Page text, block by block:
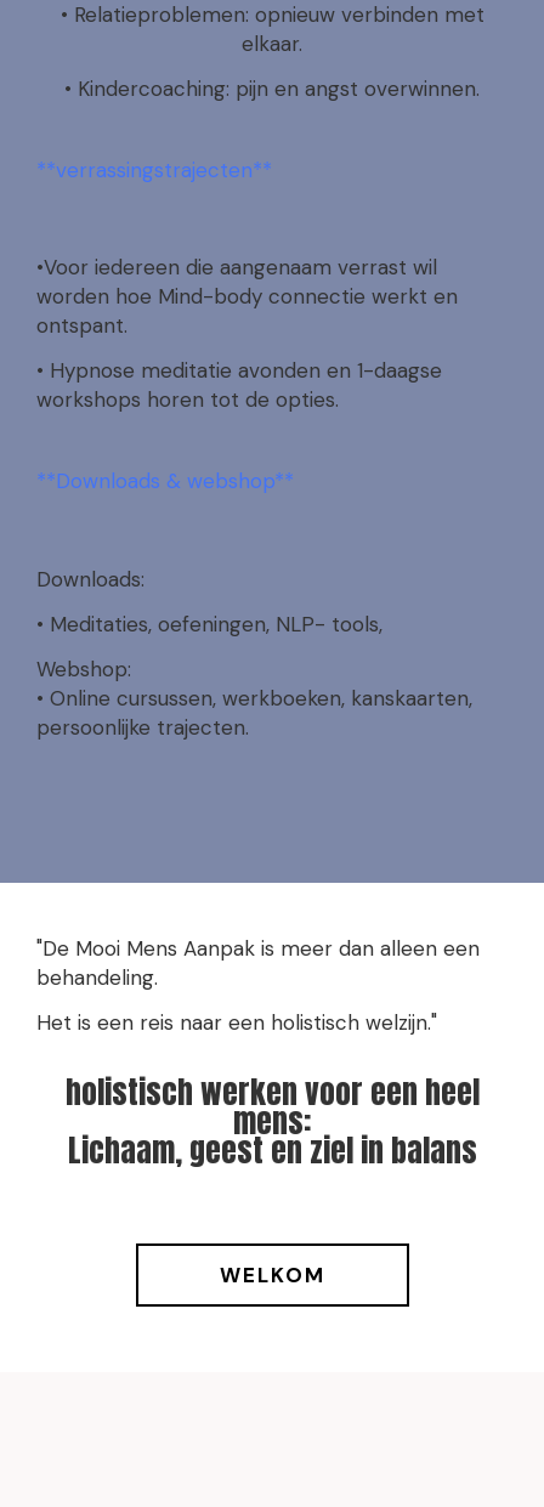
• Relatieproblemen: opnieuw verbinden met
elkaar.
• Kindercoaching: pijn en angst overwinnen.
**verrassingstrajecten**
•Voor iedereen die aangenaam verrast wil
worden hoe Mind-body connectie werkt en
ontspant.
• Hypnose meditatie avonden en 1-daagse
workshops horen tot de opties.
**Downloads & webshop**
Downloads:
• Meditaties, oefeningen, NLP- tools,
Webshop:
• Online cursussen, werkboeken, kanskaarten,
persoonlijke trajecten.
"De Mooi Mens Aanpak is meer dan alleen een
behandeling.
Het is een reis naar een holistisch welzijn."
holistisch werken voor een heel
mens:
Lichaam, geest en ziel in balans
WELKOM